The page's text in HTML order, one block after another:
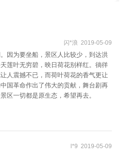
闪*浪 2019-05-09
因为要坐船，景区人比较少，到达洪
莲叶无穷碧，映日荷花别样红。徜徉
人震撼不已，而荷叶荷花的香气更让
国革命作出了伟大的贡献，舞台剧再
区一切都是原生态，希望再去。
l*9 2019-05-09